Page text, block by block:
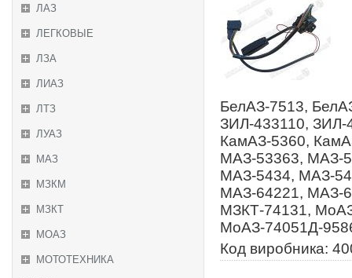
ЛАЗ
ЛЕГКОВЫЕ
ЛЗА
ЛИАЗ
ЛТЗ
ЛУАЗ
МАЗ
МЗКМ
МЗКТ
МОАЗ
МОТОТЕХНИКА
БелАЗ-7513,
ЗИЛ-433110, ЗИЛ-
КамАЗ-5360,
МАЗ-53363, МАЗ-
МАЗ-5434, МАЗ-
МАЗ-64221, МАЗ-
МЗКТ-74131,
МоАЗ-74051Д-
Код виробника: